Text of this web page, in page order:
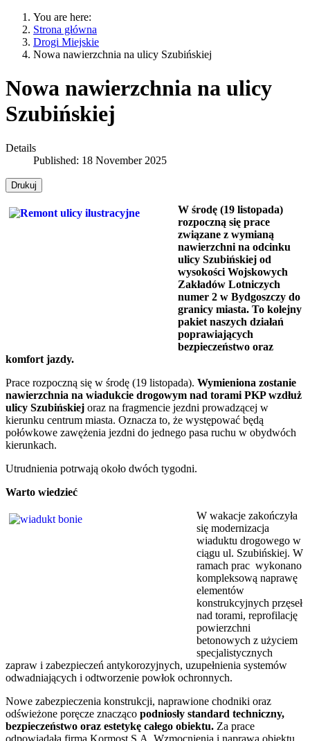
You are here:
Strona główna
Drogi Miejskie
Nowa nawierzchnia na ulicy Szubińskiej
Nowa nawierzchnia na ulicy
Szubińskiej
Details
Published: 18 November 2025
Drukuj
W środę (19 listopada)
rozpoczną się prace
związane z wymianą
nawierzchni na odcinku
ulicy Szubińskiej od
wysokości Wojskowych
Zakładów Lotniczych
numer 2 w Bydgoszczy do
granicy miasta. To kolejny
pakiet naszych działań
poprawiających
bezpieczeństwo oraz
komfort jazdy.
Prace rozpoczną się w środę (19 listopada). Wymieniona zostanie
nawierzchnia na wiadukcie drogowym nad torami PKP wzdłuż
ulicy Szubińskiej oraz na fragmencie jezdni prowadzącej w
kierunku centrum miasta. Oznacza to, że występować będą
połówkowe zawężenia jezdni do jednego pasa ruchu w obydwóch
kierunkach.
Utrudnienia potrwają około dwóch tygodni.
Warto wiedzieć
W wakacje zakończyła
się modernizacja
wiaduktu drogowego w
ciągu ul. Szubińskiej. W
ramach prac wykonano
kompleksową naprawę
elementów
konstrukcyjnych przęseł
nad torami, reprofilację
powierzchni
betonowych z użyciem
specjalistycznych
zapraw i zabezpieczeń antykorozyjnych, uzupełnienia systemów
odwadniających i odtworzenie powłok ochronnych.
Nowe zabezpieczenia konstrukcji, naprawione chodniki oraz
odświeżone poręcze znacząco podniosły standard techniczny,
bezpieczeństwo oraz estetykę całego obiektu. Za prace
odpowiadała firma Kormost S.A. Wzmocnienia i naprawa obiektu